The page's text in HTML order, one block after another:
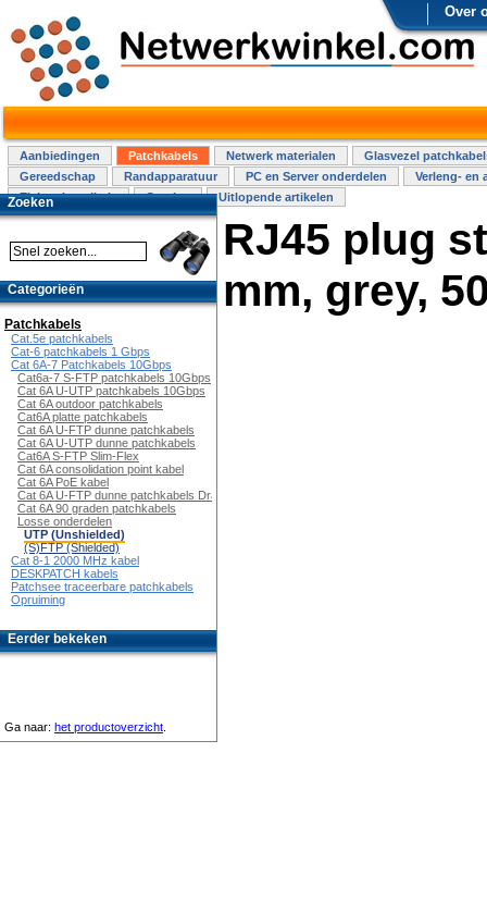
Over
Aanbiedingen Patchkabels Netwerk materialen
Glasvezel
Gereedschap
Randapparatuur PC en Server onderdelen
Verleng- en
Elektra installatie
Overige Uitlopende artikelen
RJ45 plug
mm, grey,
Zoeken
Categorieën
Patchkabels
Cat.5e patchkabels
Cat-6 patchkabels 1 Gbps
Cat 6A-7 Patchkabels 10Gbps
Cat6a-7 S-FTP patchkabels 10Gbps
Cat 6A U-UTP patchkabels 10Gbps
Cat 6A outdoor patchkabels
Cat6A platte patchkabels
Cat 6A U-FTP dunne patchkabels
Cat 6A U-UTP dunne patchkabels
Cat6A S-FTP Slim-Flex
Cat 6A consolidation point kabel
Cat 6A PoE kabel
Cat 6A U-FTP dunne patchkabels Draaibaar
Cat 6A 90 graden patchkabels
Losse onderdelen
UTP (Unshielded)
(S)FTP (Shielded)
Cat 8-1 2000 MHz kabel
DESKPATCH kabels
Patchsee traceerbare patchkabels
Opruiming
Eerder bekeken
Ga naar: het productoverzicht